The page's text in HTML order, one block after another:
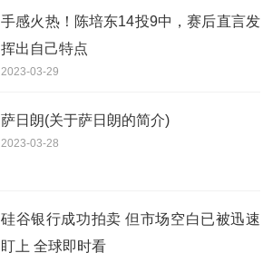
手感火热！陈培东14投9中，赛后直言发
挥出自己特点
2023-03-29
萨日朗(关于萨日朗的简介)
2023-03-28
硅谷银行成功拍卖 但市场空白已被迅速
盯上 全球即时看